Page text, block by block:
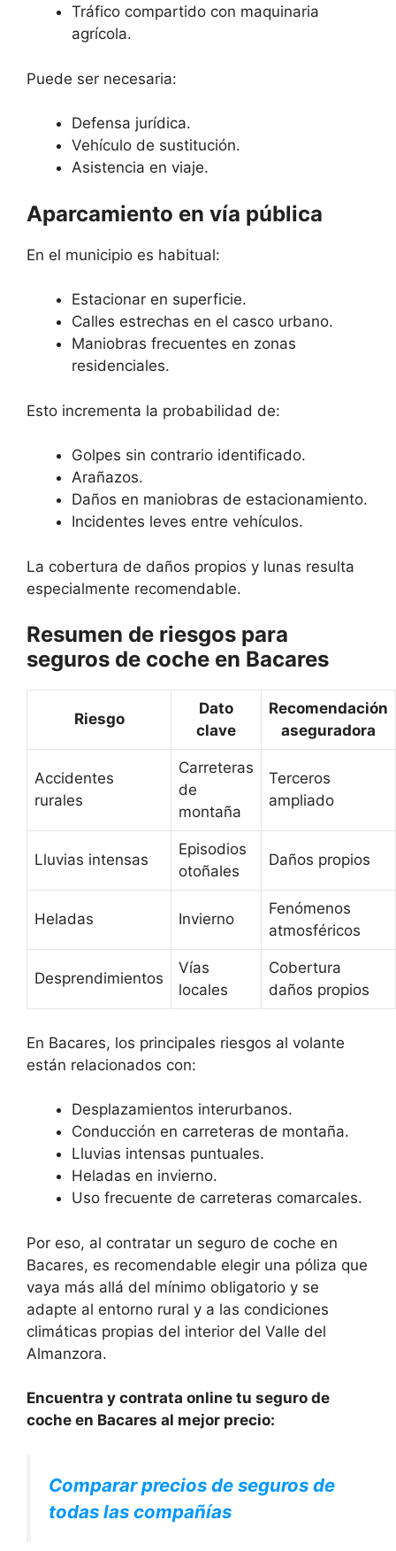
Tráfico compartido con maquinaria
agrícola.
Puede ser necesaria:
Defensa jurídica.
Vehículo de sustitución.
Asistencia en viaje.
Aparcamiento en vía pública
En el municipio es habitual:
Estacionar en superficie.
Calles estrechas en el casco urbano.
Maniobras frecuentes en zonas
residenciales.
Esto incrementa la probabilidad de:
Golpes sin contrario identificado.
Arañazos.
Daños en maniobras de estacionamiento.
Incidentes leves entre vehículos.
La cobertura de daños propios y lunas resulta
especialmente recomendable.
Resumen de riesgos para
seguros de coche en Bacares
Riesgo
Dato
clave
Recomendación
aseguradora
Accidentes
rurales
Carreteras
de
montaña
Terceros
ampliado
Lluvias intensas
Episodios
otoñales
Daños propios
Heladas Invierno
Fenómenos
atmosféricos
Desprendimientos
Vías
locales
Cobertura
daños propios
En Bacares, los principales riesgos al volante
están relacionados con:
Desplazamientos interurbanos.
Conducción en carreteras de montaña.
Lluvias intensas puntuales.
Heladas en invierno.
Uso frecuente de carreteras comarcales.
Por eso, al contratar un seguro de coche en
Bacares, es recomendable elegir una póliza que
vaya más allá del mínimo obligatorio y se
adapte al entorno rural y a las condiciones
climáticas propias del interior del Valle del
Almanzora.
Encuentra y contrata online tu seguro de
coche en Bacares al mejor precio:
Comparar precios de seguros de
todas las compañías